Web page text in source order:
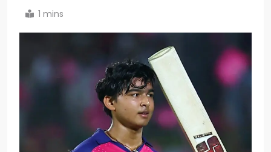
1 mins